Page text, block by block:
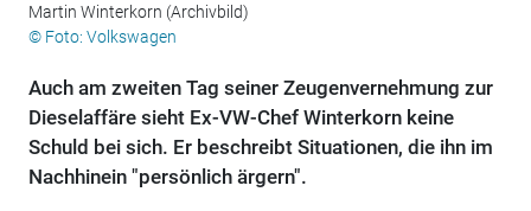
Martin Winterkorn (Archivbild)
© Foto: Volkswagen
Auch am zweiten Tag seiner Zeugenvernehmung zur
Dieselaffäre sieht Ex-VW-Chef Winterkorn keine
Schuld bei sich. Er beschreibt Situationen, die ihn im
Nachhinein "persönlich ärgern".